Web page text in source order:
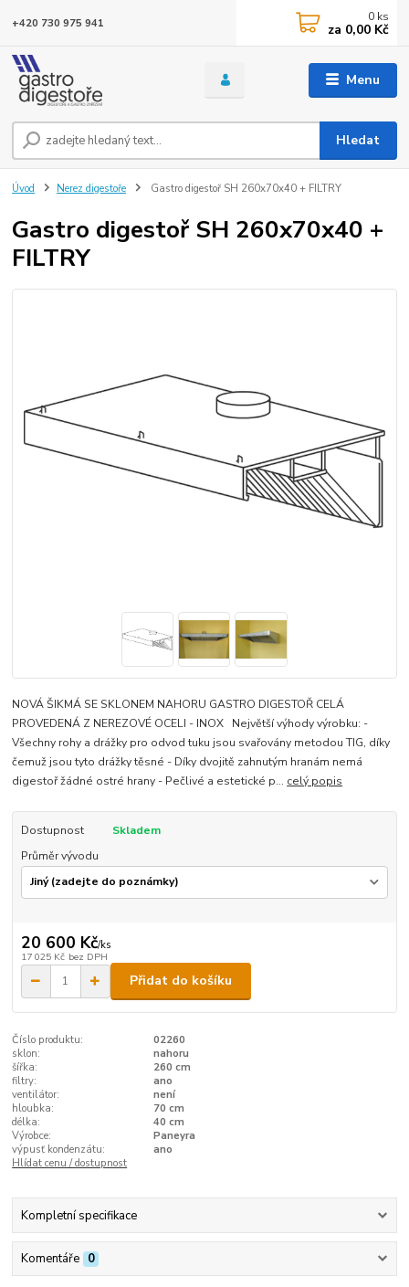
Menu
Hledat
+420 730 975 941 0 ks
za 0,00 Kč
Úvod Nerez digestoře Gastro digestoř SH 260x70x40 + FILTRY
Gastro digestoř SH 260x70x40 +
FILTRY
NOVÁ ŠIKMÁ SE SKLONEM NAHORU GASTRO DIGESTOŘ CELÁ
PROVEDENÁ Z NEREZOVÉ OCELI - INOX Největší výhody výrobku: -
Všechny rohy a drážky pro odvod tuku jsou svařovány metodou TIG, díky
čemuž jsou tyto drážky těsné - Díky dvojitě zahnutým hranám nemá
digestoř žádné ostré hrany - Pečlivé a estetické p... celý popis
Dostupnost
Skladem
Průměr vývodu
20 600 Kč/ks
17 025 Kč bez DPH
Přidat do košíku
Číslo produktu:
02260
sklon:
nahoru
šířka:
260 cm
filtry:
ano
ventilátor:
není
hloubka:
70 cm
délka:
40 cm
Výrobce:
Paneyra
výpusť kondenzátu:
ano
Hlídat cenu / dostupnost
Kompletní specifikace
Komentáře 0